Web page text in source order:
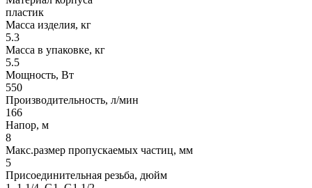
пластик
Масса изделия, кг
5.3
Масса в упаковке, кг
5.5
Мощность, Вт
550
Производительность, л/мин
166
Напор, м
8
Макс.размер пропускаемых частиц, мм
5
Присоединительная резьба, дюйм